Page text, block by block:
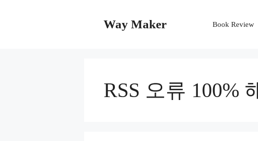
Way Maker Book Review
RSS 오류 100%